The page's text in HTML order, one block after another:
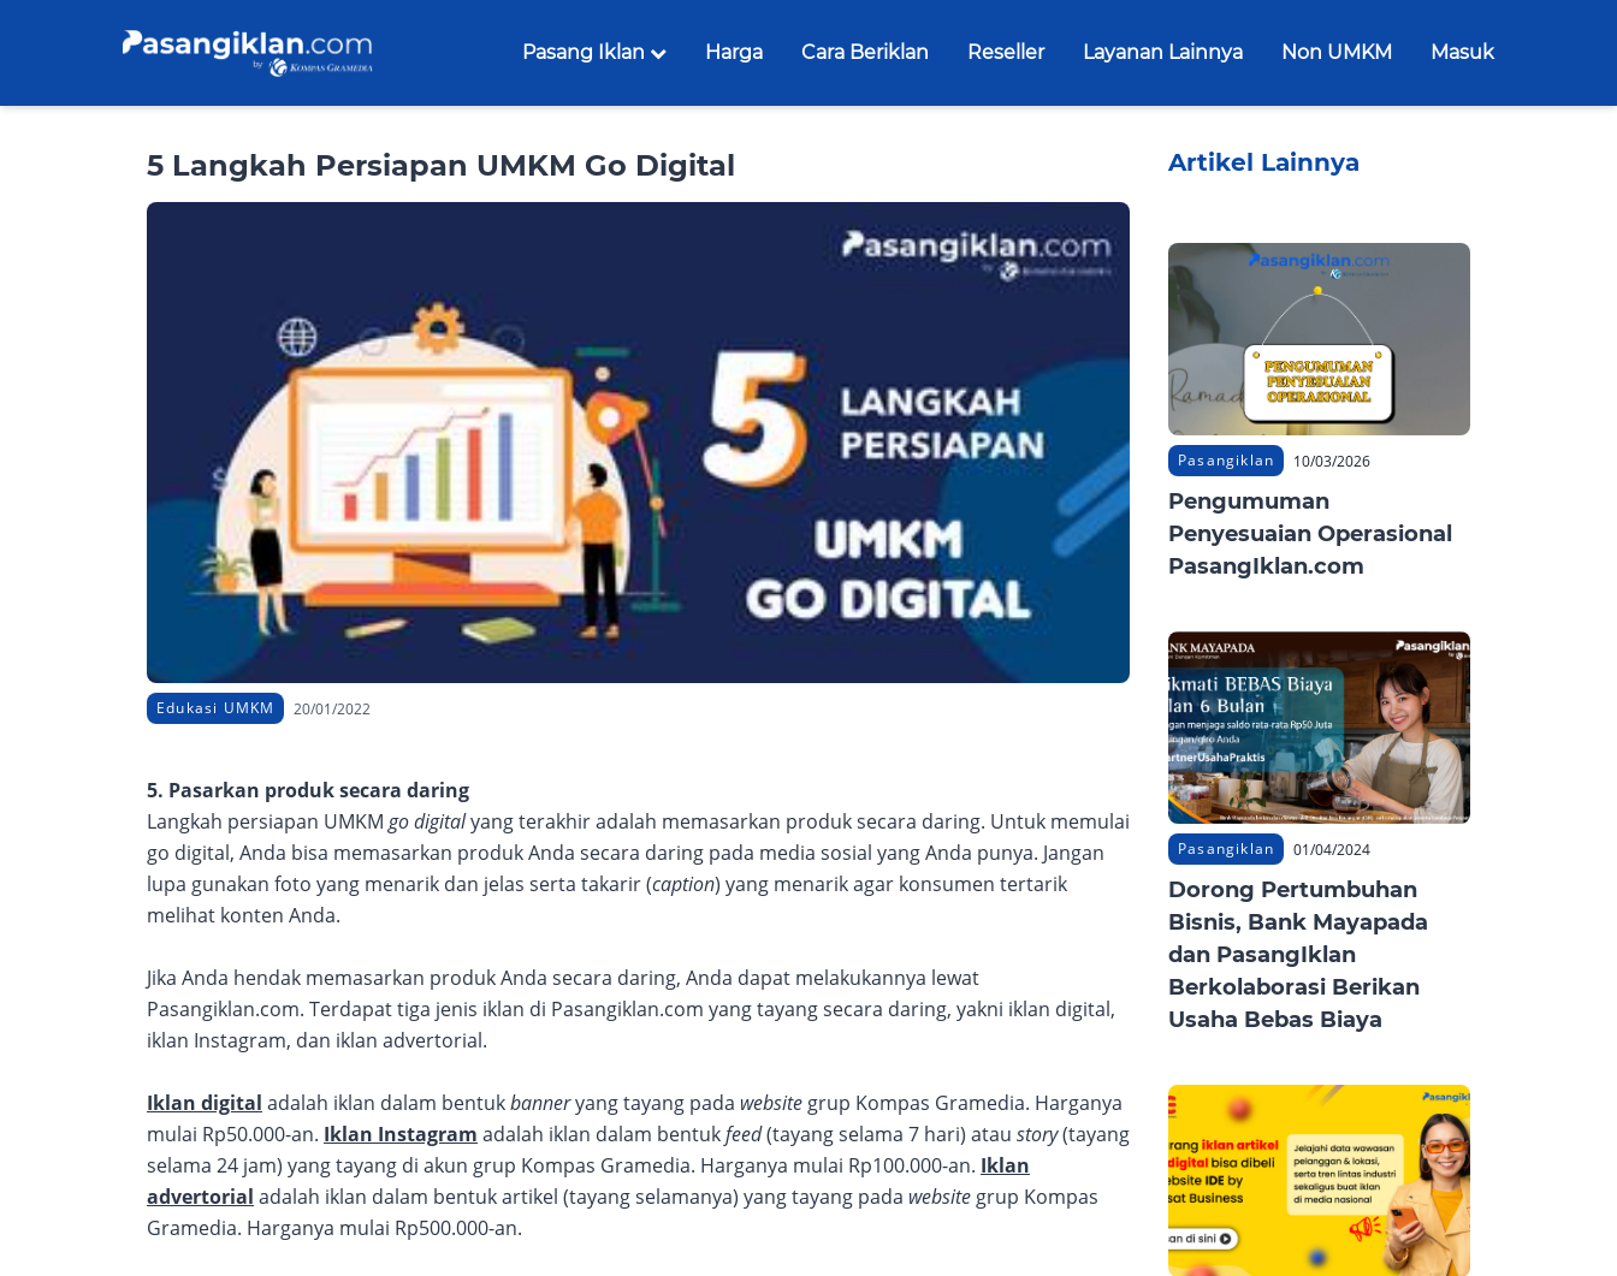
Pasang Iklan Harga Cara Beriklan Reseller Layanan Lainnya Non UMKM Masuk
5 Langkah Persiapan UMKM Go Digital
Edukasi UMKM 20/01/2022
5. Pasarkan produk secara daring
Langkah persiapan UMKM go digitalyang terakhir adalah memasarkan produk secara daring. Untuk memulai
go digital, Anda bisa memasarkan produk Anda secara daring pada media sosial yang Anda punya. Jangan
lupa gunakan foto yang menarik dan jelas serta takarir (caption) yang menarik agar konsumen tertarik
melihat konten Anda.
Jika Anda hendak memasarkan produk Anda secara daring, Anda dapat melakukannya lewat
Pasangiklan.com. Terdapat tiga jenis iklan di Pasangiklan.com yang tayang secara daring, yakni iklan digital,
iklan Instagram, dan iklan advertorial.
Iklan digital adalah iklan dalam bentukbanneryang tayang pada website grup Kompas Gramedia. Harganya
mulai Rp50.000-an. Iklan Instagram adalah iklan dalam bentukfeed(tayang selama 7 hari) atau story(tayang
selama 24 jam) yang tayang di akun grup Kompas Gramedia. Harganya mulai Rp100.000-an. Iklan
advertorial adalah iklan dalam bentuk artikel (tayang selamanya) yang tayang pada website grup Kompas
Gramedia. Harganya mulai Rp500.000-an.
Artikel Lainnya
Pasangiklan 10/03/2026
Pengumuman
Penyesuaian Operasional
PasangIklan.com
Pasangiklan 01/04/2024
Dorong Pertumbuhan
Bisnis, Bank Mayapada
dan PasangIklan
Berkolaborasi Berikan
Usaha Bebas Biaya